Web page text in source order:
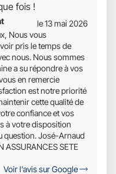
fois !
le 13 mai 2026
Nous vous
pris le temps de
nous. Nous sommes
a su répondre à vos
en remercie
est notre priorité
cette qualité de
confiance et vos
à votre disposition
question. José-Arnaud
ASSURANCES SETE
Voir l'avis sur Google